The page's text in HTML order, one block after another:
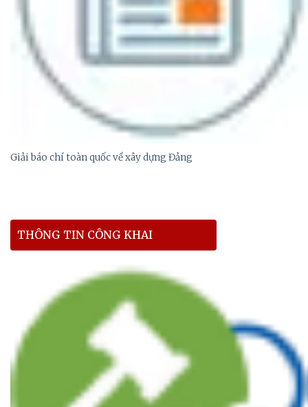
Giải báo chí toàn quốc về xây dựng Đảng
THÔNG TIN CÔNG KHAI